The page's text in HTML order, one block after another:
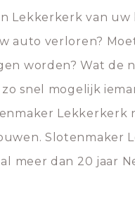
Lekkerkerk van uw
auto verloren?
worden? Wat de
snel mogelijk
Lekkerkerk
Slotenmaker
meer dan 20 jaar